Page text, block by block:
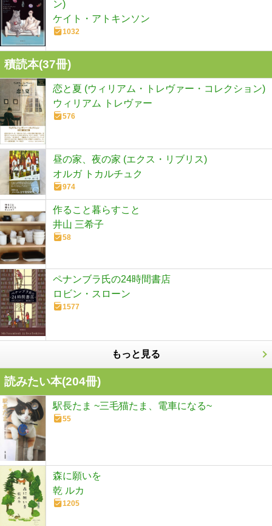
ン)
ケイト・アトキンソン
1032
積読本(37冊)
恋と夏 (ウィリアム・トレヴァー・コレクション)
ウィリアム トレヴァー
576
昼の家、夜の家 (エクス・リブリス)
オルガ トカルチュク
974
作ること暮らすこと
井山 三希子
58
ペナンブラ氏の24時間書店
ロビン・スローン
1577
もっと見る
読みたい本(204冊)
駅長たま ~三毛猫たま、電車になる~
55
森に願いを
乾 ルカ
1205